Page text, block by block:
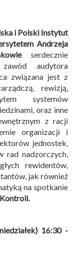
i Polski Instytut
Andrzeja
serdecznie
audytora
związana jest z
rewizją,
systemów
oraz inne
z racji
organizacji i
jednostek,
rad nadzorczych,
rewidentów,
jak również
na spotkanie
.
16:30 -